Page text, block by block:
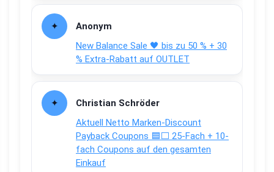
Anonym
New Balance Sale 🖤 bis zu 50 % + 30
% Extra-Rabatt auf OUTLET
Christian Schröder
Aktuell Netto Marken-Discount
Payback Coupons 🟦⬜ 25-Fach + 10-
fach Coupons auf den gesamten
Einkauf